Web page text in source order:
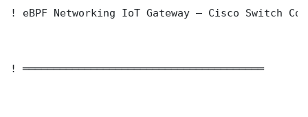
! eBPF Networking IoT Gateway — Cisco Switch
! ═══════════════════════════════════════